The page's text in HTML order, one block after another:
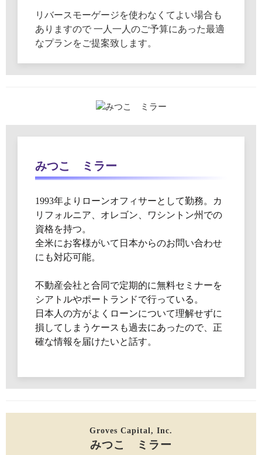
リバースモーゲージを使わなくてよい場合も
ありますので 一人一人のご予算にあった最適
なプランをご提案致します。
みつこ ミラー
1993年よりローンオフィサーとして勤務。カ
リフォルニア、オレゴン、ワシントン州での
資格を持つ。
全米にお客様がいて日本からのお問い合わせ
にも対応可能。
不動産会社と合同で定期的に無料セミナーを
シアトルやポートランドで行っている。
日本人の方がよくローンについて理解せずに
損してしまうケースも過去にあったので、正
確な情報を届けたいと話す。
Groves Capital, Inc.
みつこ ミラー